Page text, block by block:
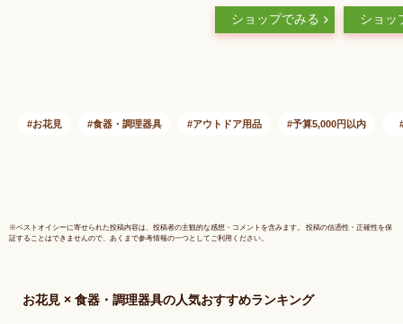
柄アソート
ショップでみる
おしゃれ
コップ
ショッ
お花見 食器・調理器具 アウトドア用品 予算5,000円以内
※ベストオイシーに寄せられた投稿内容は、投稿者の主観的な感想・コメントを含みます。 投稿の信憑性・正確性を保
証することはできませんので、あくまで参考情報の一つとしてご利用ください。
お花見 × 食器・調理器具の人気おすすめランキング